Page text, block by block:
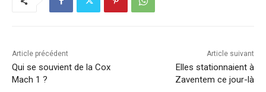
Article précédent
Qui se souvient de la Cox
Mach 1 ?
Article suivant
Elles stationnaient à
Zaventem ce jour-là